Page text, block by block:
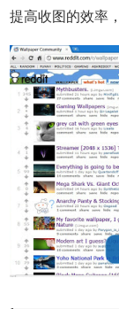
提高收图的效率